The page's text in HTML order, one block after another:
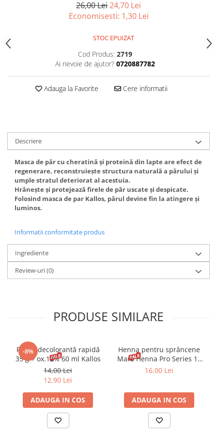
Vopsea sprancene
26,00 Lei24,70 Lei
Economisesti: 1,30 Lei
STOC EPUIZAT
Cod Produs: 2719
Ai nevoie de ajutor? 0720887782
Adauga la Favorite Cere informatii
Descriere
Masca de păr cu cheratină şi proteină din lapte are efect de
regenerare, reconstruieşte structura naturală a părului și
umple stratul deteriorat al acestuia.
Hrăneşte şi protejează firele de păr uscate şi despicate.
Folosind masca de par Kallos, părul devine fin la atingere şi
luminos.
Informatii conformitate produs
Ingrediente
Review-uri(0)
PRODUSE SIMILARE
-8%
Pudră decolorantă rapidă
35 g + ox.12% 60 ml Kallos
14,00 Lei
12,90 Lei
ADAUGA IN COS
Henna pentru sprâncene
Maro Henna Pro Series 15
ml
16,00 Lei
ADAUGA IN COS